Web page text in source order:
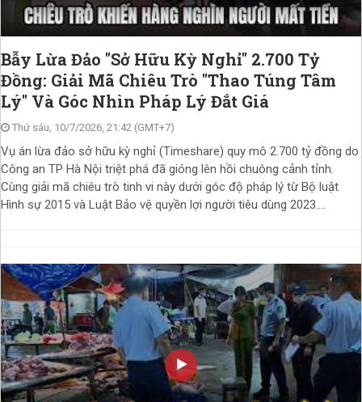
Bẫy Lừa Đảo "Sở Hữu Kỳ Nghỉ" 2.700 Tỷ
Đồng: Giải Mã Chiêu Trò "Thao Túng Tâm
Lý" Và Góc Nhìn Pháp Lý Đắt Giá
Thứ sáu, 10/7/2026, 21:42 (GMT+7)
Vụ án lừa đảo sở hữu kỳ nghỉ (Timeshare) quy mô 2.700 tỷ đồng do
Công an TP Hà Nội triệt phá đã gióng lên hồi chuông cảnh tỉnh.
Cùng giải mã chiêu trò tinh vi này dưới góc độ pháp lý từ Bộ luật
Hình sự 2015 và Luật Bảo vệ quyền lợi người tiêu dùng 2023....